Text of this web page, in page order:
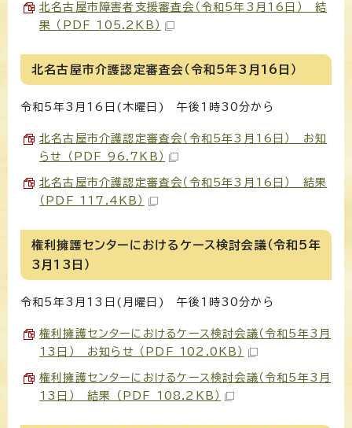
北名古屋市障害者支援審査会（令和5年3月16日） 結
果 （PDF 105.2KB）
北名古屋市介護認定審査会（令和5年3月16日）
令和5年3月16日(木曜日) 午後1時30分から
北名古屋市介護認定審査会（令和5年3月16日） お知
らせ （PDF 96.7KB）
北名古屋市介護認定審査会（令和5年3月16日） 結果
（PDF 117.4KB）
権利擁護センターにおけるケース検討会議（令和5年
3月13日）
令和5年3月13日(月曜日) 午後1時30分から
権利擁護センターにおけるケース検討会議（令和5年3月
13日） お知らせ （PDF 102.0KB）
権利擁護センターにおけるケース検討会議（令和5年3月
13日） 結果 （PDF 108.2KB）